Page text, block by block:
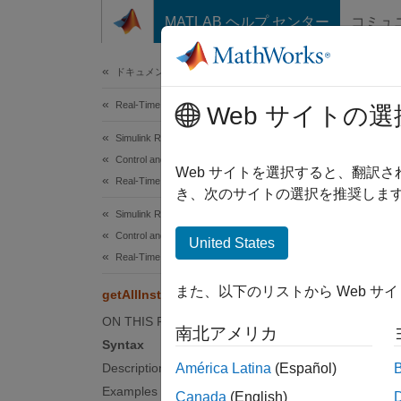
コンテンツへスキップ
MATLAB ヘルプ センター コミュ
ドキュメンテーションのホーム
Real-Time Simulation and Testing
Simulink Real-Time
Control and Instrumentation
Real-Time Application Instruments
Simulink Real-Time
Control and Instrumentation
Real-Time Application Instrument Panel Apps
getAllInstruments
ON THIS PAGE
Syntax
Description
Examples
Get
Since
Web サイトの選
Web サイトを選択すると、翻訳
き、次のサイトの選択を推奨しま
United States
また、以下のリストから Web サ
南北アメリカ
América Latina (Español)
Canada (English)